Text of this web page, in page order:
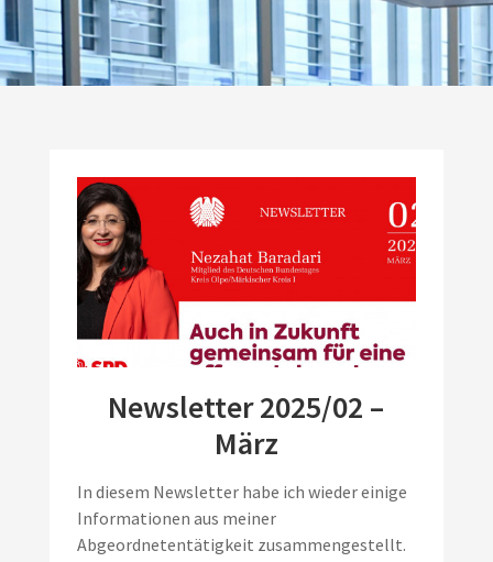
Newsletter 2025/02 –
März
In diesem Newsletter habe ich wieder einige
Informationen aus meiner
Abgeordnetentätigkeit zusammengestellt.